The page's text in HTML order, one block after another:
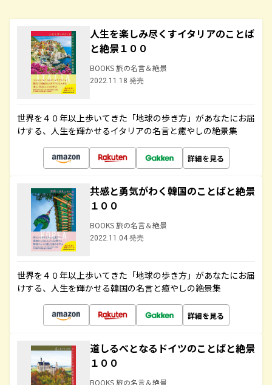
人生を楽しみ尽くすイタリアのことば
と絶景１００
BOOKS 旅の名言＆絶景
2022.11.18 発売
世界を４０年以上歩いてきた「地球の歩き方」があなたにお届
けする、人生を輝かせるイタリアの名言と癒やしの絶景集
詳細を見る
共感と勇気がわく韓国のことばと絶景
１００
BOOKS 旅の名言＆絶景
2022.11.04 発売
世界を４０年以上歩いてきた「地球の歩き方」があなたにお届
けする、人生を輝かせる韓国の名言と癒やしの絶景集
詳細を見る
道しるべとなるドイツのことばと絶景
１００
BOOKS 旅の名言＆絶景